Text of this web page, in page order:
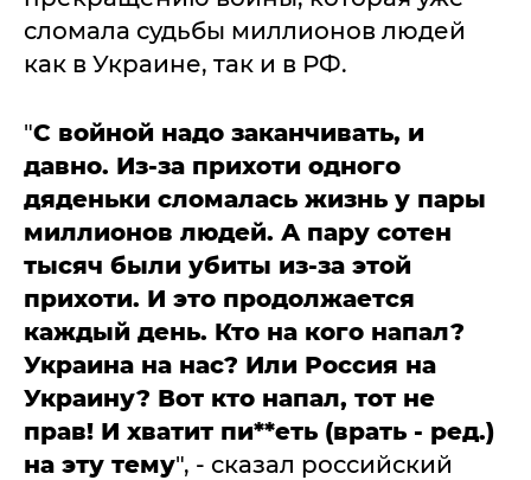
сломала судьбы миллионов людей
как в Украине, так и в РФ.
"С войной надо заканчивать, и
давно. Из-за прихоти одного
дяденьки сломалась жизнь у пары
миллионов людей. А пару сотен
тысяч были убиты из-за этой
прихоти. И это продолжается
каждый день. Кто на кого напал?
Украина на нас? Или Россия на
Украину? Вот кто напал, тот не
прав! И хватит пи**еть (врать - ред.)
на эту тему", - сказал российский